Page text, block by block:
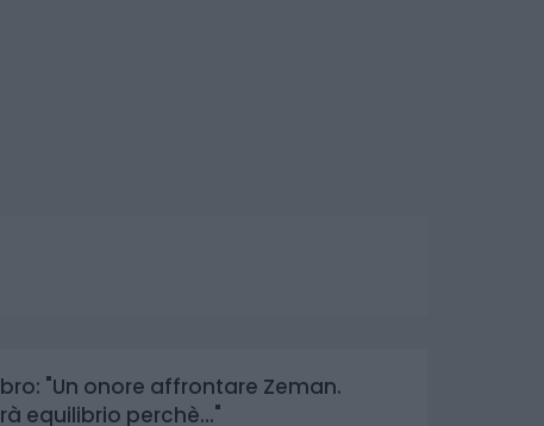
"Un onore affrontare Zeman.
equilibrio perchè..."